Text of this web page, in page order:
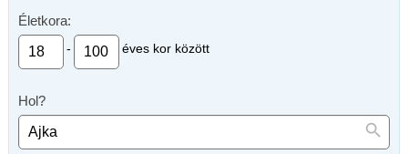
Életkora:
- éves kor között
Hol?